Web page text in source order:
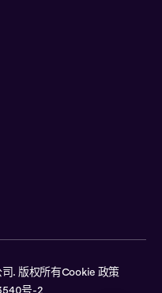
. 版权所有Cookie 政策